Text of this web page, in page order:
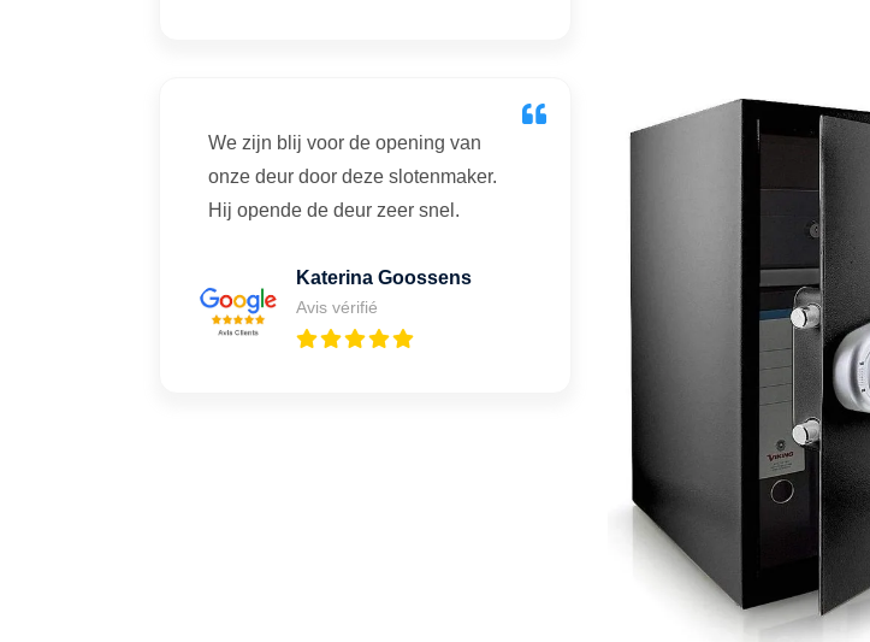
We zijn blij voor de opening van
onze deur door deze slotenmaker.
Hij opende de deur zeer snel.
Katerina Goossens
Avis vérifié